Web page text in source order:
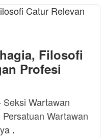
Filosofi
Profesi
Wartawan
Wartawan
.